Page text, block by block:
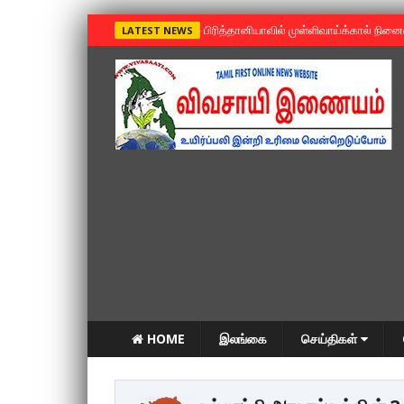
LATEST NEWS »பிரித்தானியாவில் முள்ளிவாய்க்கால்
HOME இலங்கை செய்திகள்